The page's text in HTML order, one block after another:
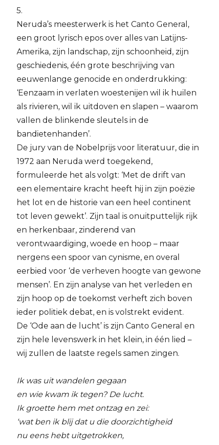
5.
Neruda’s meesterwerk is het Canto General,
een groot lyrisch epos over alles van Latijns-
Amerika, zijn landschap, zijn schoonheid, zijn
geschiedenis, één grote beschrijving van
eeuwenlange genocide en onderdrukking:
‘Eenzaam in verlaten woestenijen wil ik huilen
als rivieren, wil ik uitdoven en slapen – waarom
vallen de blinkende sleutels in de
bandietenhanden’.
De jury van de Nobelprijs voor literatuur, die in
1972 aan Neruda werd toegekend,
formuleerde het als volgt: ‘Met de drift van
een elementaire kracht heeft hij in zijn poëzie
het lot en de historie van een heel continent
tot leven gewekt’. Zijn taal is onuitputtelijk rijk
en herkenbaar, zinderend van
verontwaardiging, woede en hoop – maar
nergens een spoor van cynisme, en overal
eerbied voor ‘de verheven hoogte van gewone
mensen’. En zijn analyse van het verleden en
zijn hoop op de toekomst verheft zich boven
ieder politiek debat, en is volstrekt evident.
De ‘Ode aan de lucht’ is zijn Canto General en
zijn hele levenswerk in het klein, in één lied –
wij zullen de laatste regels samen zingen.
Ik was uit wandelen gegaan
en wie kwam ik tegen? De lucht.
Ik groette hem met ontzag en zei:
‘wat ben ik blij dat u die doorzichtigheid
nu eens hebt uitgetrokken,